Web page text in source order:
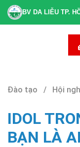
BV DA LIỄU TP.
Đào tạo / Hội
IDOL
BẠN LÀ